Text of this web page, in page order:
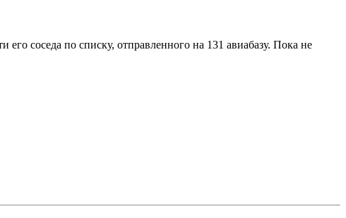
соседа по списку, отправленного на 131 авиабазу. Пока не